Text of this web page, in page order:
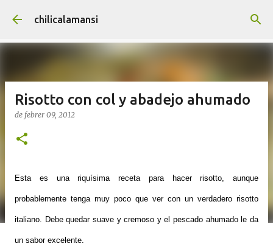
Salta al contingut principal
chilicalamansi
Risotto con col y abadejo ahumado
de febrer 09, 2012
Esta es una riquísima receta para hacer risotto, aunque
probablemente tenga muy poco que ver con un verdadero risotto
italiano. Debe quedar suave y cremoso y el pescado ahumado le da
un sabor excelente.